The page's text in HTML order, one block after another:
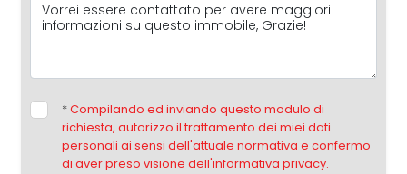
*Compilando ed inviando questo modulo di
richiesta, autorizzo il trattamento dei miei dati
personali ai sensi dell'attuale normativa e confermo
di aver preso visione dell'informativa privacy.